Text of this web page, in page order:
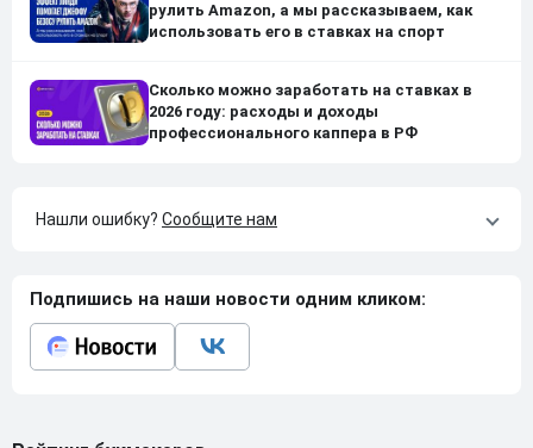
рулить Amazon, а мы рассказываем, как
использовать его в ставках на спорт
Сколько можно заработать на ставках в
2026 году: расходы и доходы
профессионального каппера в РФ
Нашли ошибку? Сообщите нам
Подпишись на наши новости одним кликом: